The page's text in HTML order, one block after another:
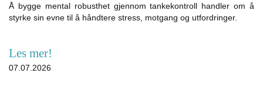
Å bygge mental robusthet gjennom tankekontroll handler om å
styrke sin evne til å håndtere stress, motgang og utfordringer.
Les mer!
07.07.2026